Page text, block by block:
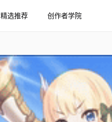
精选推荐 创作者学院